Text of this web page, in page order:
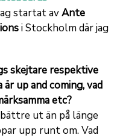
startat avAnte
i Stockholm där jag
skejtare respektive
up and coming, vad
etc?
ut än på länge
upp runt om. Vad